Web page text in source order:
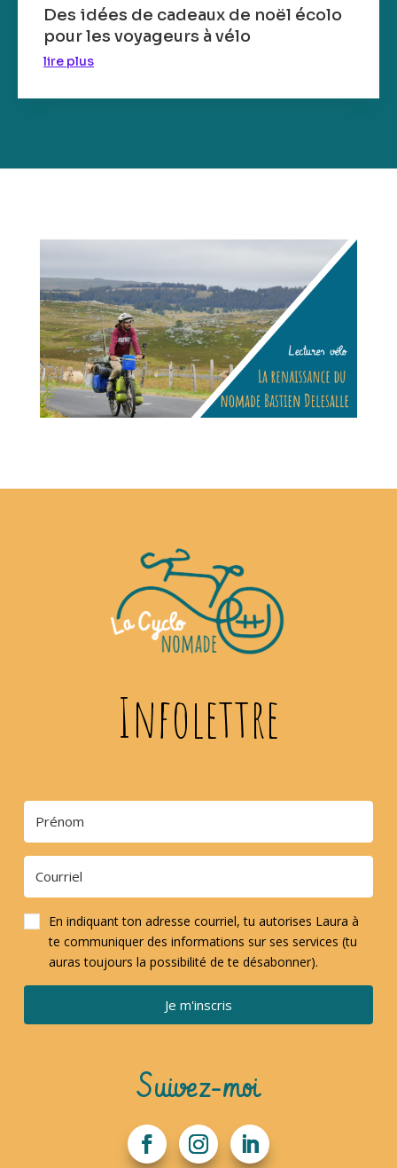
Des idées de cadeaux de noël écolo
pour les voyageurs à vélo
lire plus
Infolettre
En indiquant ton adresse courriel, tu autorises Laura à
te communiquer des informations sur ses services (tu
auras toujours la possibilité de te désabonner).
Je m'inscris
Suivez-moi